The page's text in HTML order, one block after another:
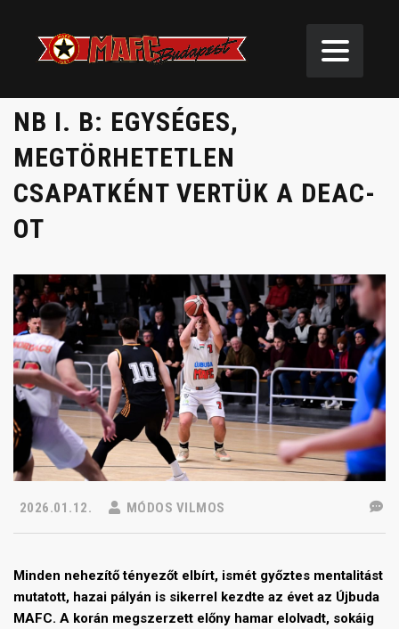
NB I. B: EGYSÉGES,
MEGTÖRHETETLEN
CSAPATKÉNT VERTÜK A DEAC-
OT
2026.01.12. MÓDOS VILMOS
Minden nehezítő tényezőt elbírt, ismét győztes mentalitást
mutatott, hazai pályán is sikerrel kezdte az évet az Újbuda
MAFC. A korán megszerzett előny hamar elolvadt, sokáig